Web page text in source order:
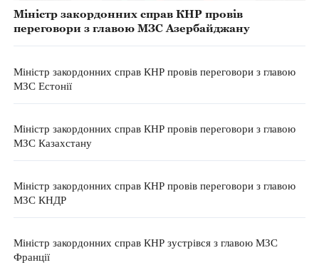
Міністр закордонних справ КНР провів
переговори з главою МЗС Азербайджану
Міністр закордонних справ КНР провів переговори з главою
МЗС Естонії
Міністр закордонних справ КНР провів переговори з главою
МЗС Казахстану
Міністр закордонних справ КНР провів переговори з главою
МЗС КНДР
Міністр закордонних справ КНР зустрівся з главою МЗС
Франції